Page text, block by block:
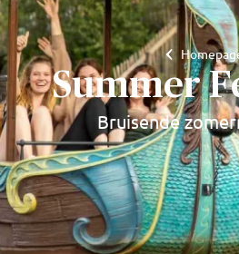
Summer
Bruisende